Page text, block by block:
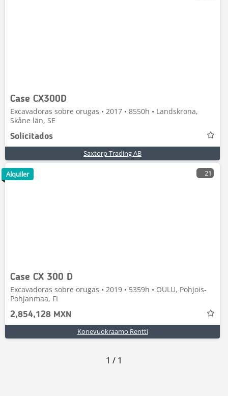
Case CX300D
Excavadoras sobre orugas • 2017 • 8550h • Landskrona,
Skåne län, SE
Solicitados
Saxtorp Trading AB
21
Case CX 300 D
Excavadoras sobre orugas • 2019 • 5359h • OULU, Pohjois-
Pohjanmaa, FI
2,854,128 MXN
Konevuokraamo Rentti
Alquiler
1 / 1